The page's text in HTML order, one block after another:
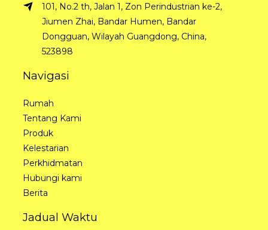
101, No.2 th, Jalan 1, Zon Perindustrian ke-2,
Jiumen Zhai, Bandar Humen, Bandar
Dongguan, Wilayah Guangdong, China,
523898
Navigasi
Rumah
Tentang Kami
Produk
Kelestarian
Perkhidmatan
Hubungi kami
Berita
Jadual Waktu